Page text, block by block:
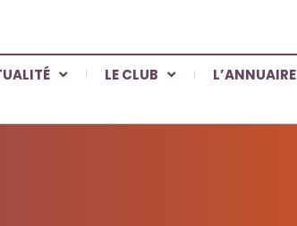
LE CLUB L’ANNUAIRE